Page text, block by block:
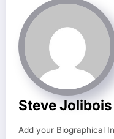
Steve Jolibois
Add your Biographical